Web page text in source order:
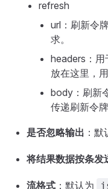
refresh
url：刷新令
求。
headers：
放在这里，用
body：刷新
传递刷新令
是否忽略输出 ：默
将结果数据按条发
流格式 ：默认为